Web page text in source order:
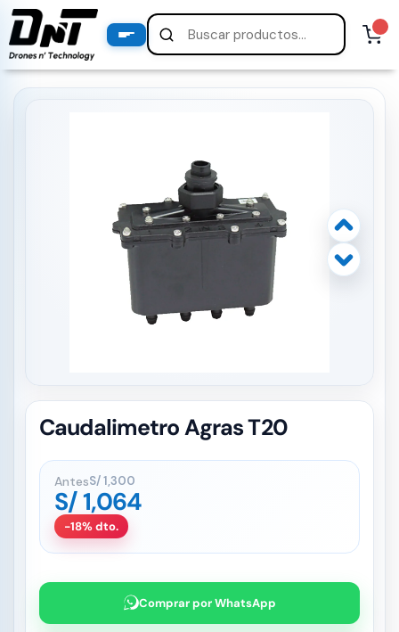
Caudalimetro Agras T20
AntesS/1,300
S/1,064
-18% dto.
Comprar por WhatsApp
PRODUCTOS
productos destacados